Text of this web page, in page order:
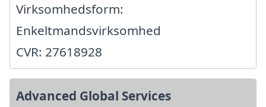
Virksomhedsform:
Enkeltmandsvirksomhed
CVR: 27618928
Advanced Global Services